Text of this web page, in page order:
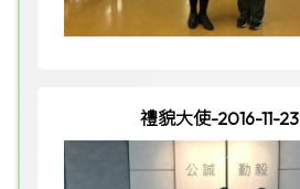
禮貌大使-2016-11-23